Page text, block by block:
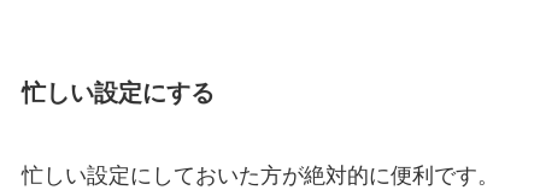
忙しい設定にする
忙しい設定にしておいた方が絶対的に便利です。